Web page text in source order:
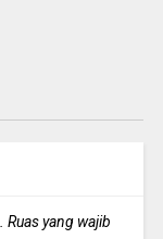
Ruas yang wajib